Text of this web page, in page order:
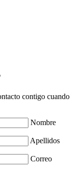
contigo cuando
Nombre
Apellidos
Correo